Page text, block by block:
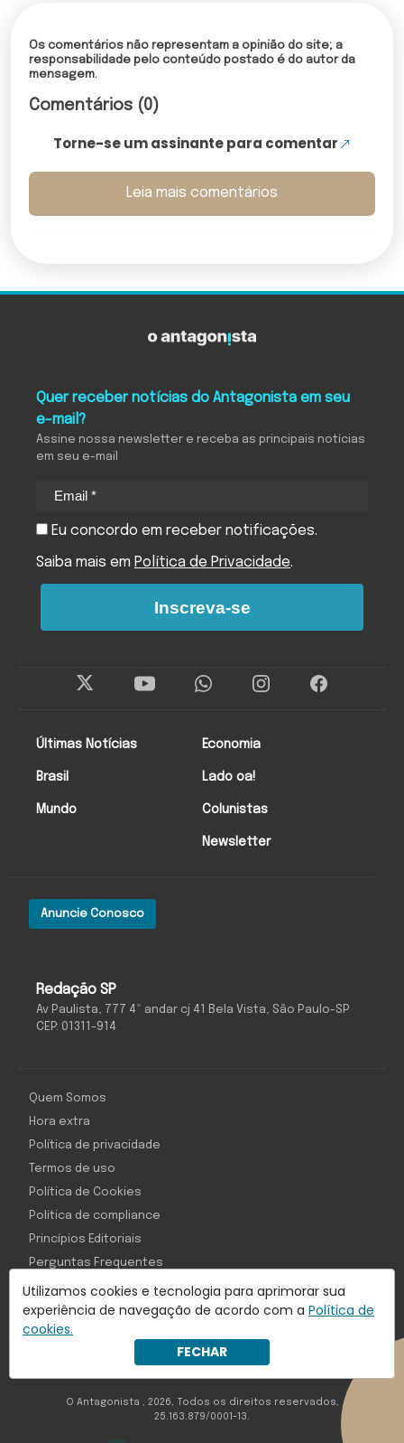
Os comentários não representam a opinião do site; a
responsabilidade pelo conteúdo postado é do autor da
mensagem.
Comentários (0)
Torne-se um assinante para comentar
Leia mais comentários
Utilizamos cookies e tecnologia para aprimorar sua
experiência de navegação de acordo com a Política de
cookies.
FECHAR
Redação SP
Av Paulista, 777 4º andar cj 41 Bela Vista, São Paulo-SP
CEP: 01311-914
Anuncie Conosco
Últimas Notícias
Brasil
Mundo
Economia
Lado oa!
Colunistas
Newsletter
Quer receber notícias do Antagonista em seu
e-mail?
Assine nossa newsletter e receba as principais notícias
em seu e-mail
Eu concordo em receber notificações.
Saiba mais em Política de Privacidade.
Inscreva-se
Com inteligência e tecnologia:
Object1ve - Marketing Solution
Quem Somos
Hora extra
Política de privacidade
Termos de uso
Política de Cookies
Política de compliance
Princípios Editoriais
Perguntas Frequentes
O Antagonista , 2026, Todos os direitos reservados,
25.163.879/0001-13.